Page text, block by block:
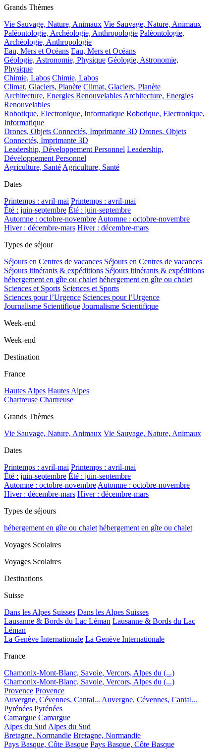
Grands Thèmes
Vie Sauvage, Nature, Animaux Vie Sauvage, Nature, Animaux
Paléontologie, Archéologie, Anthropologie Paléontologie,
Archéologie, Anthropologie
Eau, Mers et Océans Eau, Mers et Océans
Géologie, Astronomie, Physique Géologie, Astronomie,
Physique
Chimie, Labos Chimie, Labos
Climat, Glaciers, Planète Climat, Glaciers, Planète
Architecture, Energies Renouvelables Architecture, Energies
Renouvelables
Robotique, Electronique, Informatique Robotique, Electronique,
Informatique
Drones, Objets Connectés, Imprimante 3D Drones, Objets
Connectés, Imprimante 3D
Leadership, Développement Personnel Leadership,
Développement Personnel
Agriculture, Santé Agriculture, Santé
Dates
Printemps : avril-mai Printemps : avril-mai
Été : juin-septembre Été : juin-septembre
Automne : octobre-novembre Automne : octobre-novembre
Hiver : décembre-mars Hiver : décembre-mars
Types de séjour
Séjours en Centres de vacances Séjours en Centres de vacances
Séjours itinérants & expéditions Séjours itinérants & expéditions
hébergement en gîte ou chalet hébergement en gîte ou chalet
Sciences et Sports Sciences et Sports
Sciences pour l’Urgence Sciences pour l’Urgence
Journalisme Scientifique Journalisme Scientifique
Week-end
Week-end
Destination
France
Hautes Alpes Hautes Alpes
Chartreuse Chartreuse
Grands Thèmes
Vie Sauvage, Nature, Animaux Vie Sauvage, Nature, Animaux
Dates
Printemps : avril-mai Printemps : avril-mai
Été : juin-septembre Été : juin-septembre
Automne : octobre-novembre Automne : octobre-novembre
Hiver : décembre-mars Hiver : décembre-mars
Types de séjours
hébergement en gîte ou chalet hébergement en gîte ou chalet
Voyages Scolaires
Voyages Scolaires
Destinations
Suisse
Dans les Alpes Suisses Dans les Alpes Suisses
Lausanne & Bords du Lac Léman Lausanne & Bords du Lac
Léman
La Genève Internationale La Genève Internationale
France
Chamonix-Mont-Blanc, Savoie, Vercors, Alpes du (...)
Chamonix-Mont-Blanc, Savoie, Vercors, Alpes du (...)
Provence Provence
Auvergne, Cévennes, Cantal... Auvergne, Cévennes, Cantal...
Pyrénées Pyrénées
Camargue Camargue
Alpes du Sud Alpes du Sud
Bretagne, Normandie Bretagne, Normandie
Pays Basque, Côte Basque Pays Basque, Côte Basque